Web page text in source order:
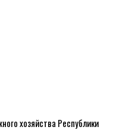
хозяйства Республики